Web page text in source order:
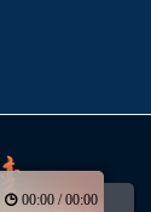
00:00 / 00:00